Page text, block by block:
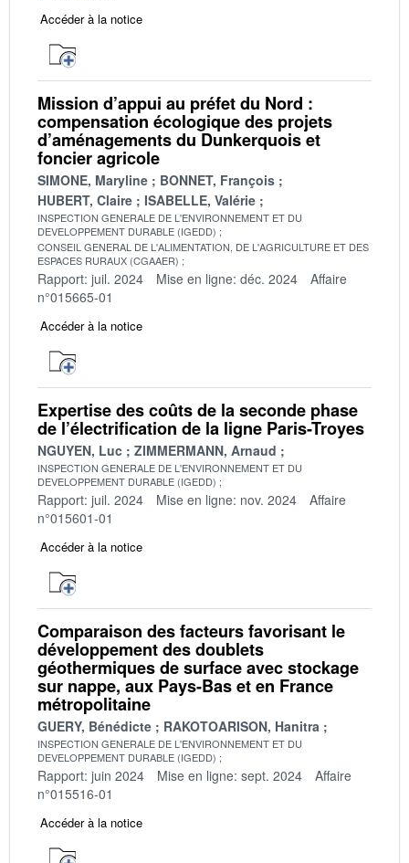
Accéder à la notice
Mission d’appui au préfet du Nord :
compensation écologique des projets
d’aménagements du Dunkerquois et
foncier agricole
SIMONE, Maryline
BONNET, François
HUBERT, Claire
ISABELLE, Valérie
INSPECTION GENERALE DE L'ENVIRONNEMENT ET DU
DEVELOPPEMENT DURABLE (IGEDD)
CONSEIL GENERAL DE L'ALIMENTATION, DE L'AGRICULTURE ET DES
ESPACES RURAUX (CGAAER)
Rapport: juil. 2024 Mise en ligne: déc. 2024
Affaire
n°015665-01
Accéder à la notice
Expertise des coûts de la seconde phase
de l’électrification de la ligne Paris-Troyes
NGUYEN, Luc ZIMMERMANN, Arnaud
INSPECTION GENERALE DE L'ENVIRONNEMENT ET DU
DEVELOPPEMENT DURABLE (IGEDD)
Rapport: juil. 2024 Mise en ligne: nov. 2024
Affaire
n°015601-01
Accéder à la notice
Comparaison des facteurs favorisant le
développement des doublets
géothermiques de surface avec stockage
sur nappe, aux Pays-Bas et en France
métropolitaine
GUERY, Bénédicte RAKOTOARISON, Hanitra
INSPECTION GENERALE DE L'ENVIRONNEMENT ET DU
DEVELOPPEMENT DURABLE (IGEDD)
Rapport: juin 2024 Mise en ligne: sept. 2024
Affaire
n°015516-01
Accéder à la notice